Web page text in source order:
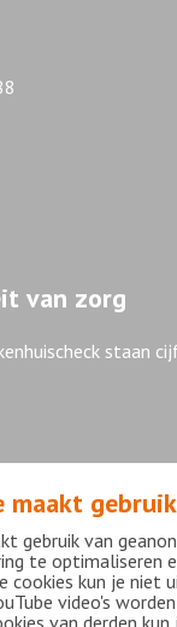
van zorg
staan
7,9
maakt
gebruik van
te optimaliseren
cookies kun je niet
video's
van derden